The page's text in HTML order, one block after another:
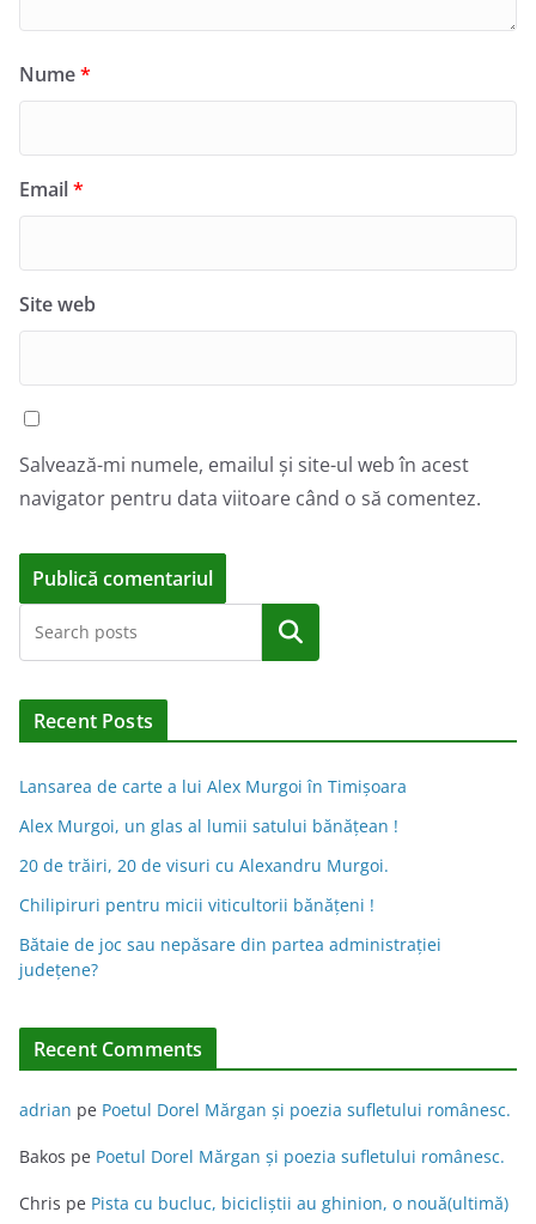
Nume*
Email*
Site web
Salvează-mi numele, emailul și site-ul web în acest
navigator pentru data viitoare când o să comentez.
l
n
a
t
e
Caută
Recent Posts
Lansarea de carte a lui Alex Murgoi în Timișoara
Alex Murgoi, un glas al lumii satului bănățean !
20 de trăiri, 20 de visuri cu Alexandru Murgoi.
Chilipiruri pentru micii viticultorii bănăţeni !
Bătaie de joc sau nepăsare din partea administraţiei
judeţene?
Recent Comments
adrian pe Poetul Dorel Mărgan şi poezia sufletului românesc.
Bakos pe Poetul Dorel Mărgan şi poezia sufletului românesc.
Chris pe Pista cu bucluc, bicicliștii au ghinion, o nouă(ultimă)